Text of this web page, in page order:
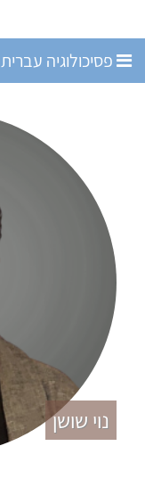
פסיכולוגיה עברית
נוי שושן